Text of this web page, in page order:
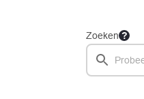
Zoeken